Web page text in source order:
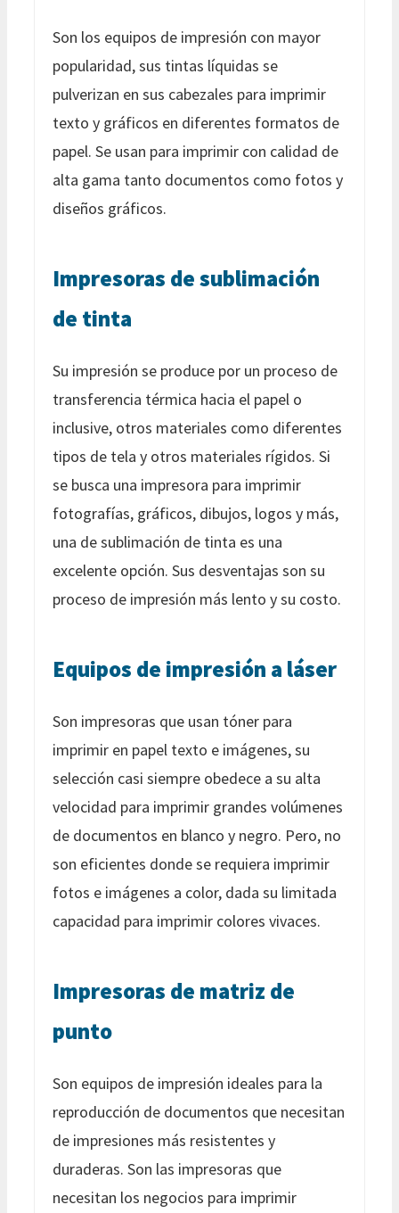
Son los equipos de impresión con mayor
popularidad, sus tintas líquidas se
pulverizan en sus cabezales para imprimir
texto y gráficos en diferentes formatos de
papel. Se usan para imprimir con calidad de
alta gama tanto documentos como fotos y
diseños gráficos.
Impresoras de sublimación
de tinta
Su impresión se produce por un proceso de
transferencia térmica hacia el papel o
inclusive, otros materiales como diferentes
tipos de tela y otros materiales rígidos. Si
se busca una impresora para imprimir
fotografías, gráficos, dibujos, logos y más,
una de sublimación de tinta es una
excelente opción. Sus desventajas son su
proceso de impresión más lento y su costo.
Equipos de impresión a láser
Son impresoras que usan tóner para
imprimir en papel texto e imágenes, su
selección casi siempre obedece a su alta
velocidad para imprimir grandes volúmenes
de documentos en blanco y negro. Pero, no
son eficientes donde se requiera imprimir
fotos e imágenes a color, dada su limitada
capacidad para imprimir colores vivaces.
Impresoras de matriz de
punto
Son equipos de impresión ideales para la
reproducción de documentos que necesitan
de impresiones más resistentes y
duraderas. Son las impresoras que
necesitan los negocios para imprimir